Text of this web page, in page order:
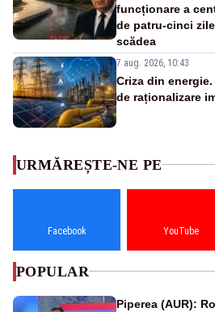
funcționare a
de patru-cinci
scădea
7 aug. 2026, 10:43
Criza din
de raționalizare
URMĂREȘTE-NE PE
Facebook YouTube
POPULAR
Piperea (AUR):